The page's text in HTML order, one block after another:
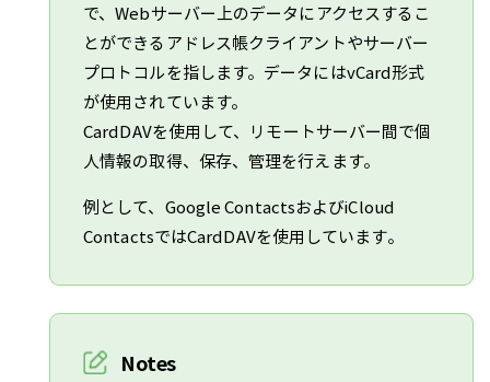
で、Webサーバー上のデータにアクセスするこ
とができるアドレス帳クライアントやサーバー
プロトコルを指します。データにはvCard形式
が使用されています。
CardDAVを使用して、リモートサーバー間で個
人情報の取得、保存、管理を行えます。
例として、Google ContactsおよびiCloud
ContactsではCardDAVを使用しています。
Notes